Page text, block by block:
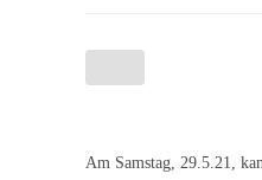
Am Samstag, 29.5.21,